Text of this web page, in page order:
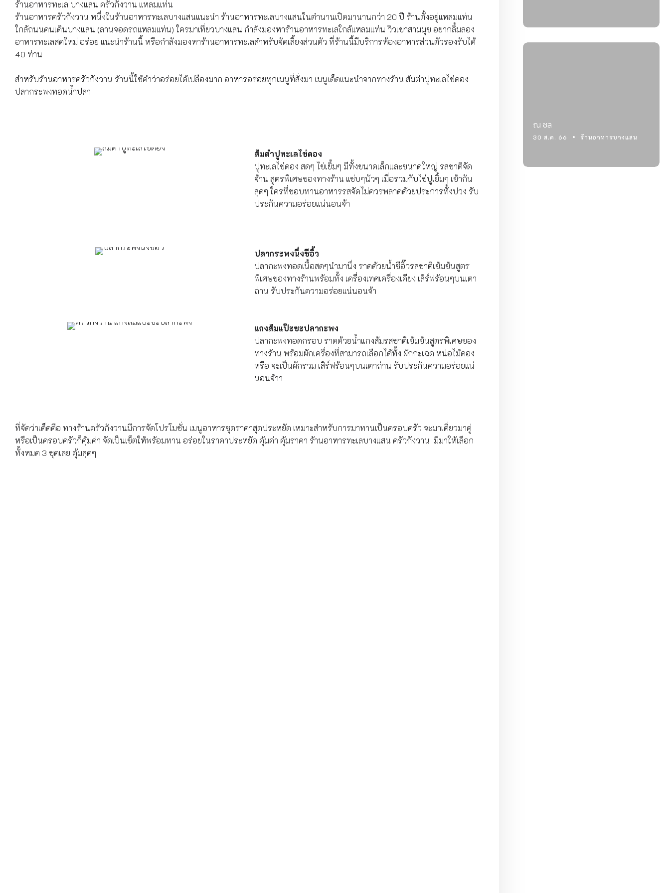
ร้านอาหารทะเล บางแสน ครัวกังวาน แหลมแท่น
ร้านอาหารครัวกังวาน หนึ่งในร้านอาหารทะเลบางแสนแนะนำ ร้านอาหารทะเลบางแสนในตำนานเปิดมานานกว่า 20 ปี ร้านตั้งอยู่แหลมแท่น
ใกล้ถนนคนเดินบางแสน (ลานจอดรถแหลมแท่น) ใครมาเที่ยวบางแสน กำลังมองหาร้านอาหารทะเลใกล้แหลมแท่น วิวเขาสามมุข อยากลิ้มลอง
อาหารทะเลสดใหม่ อร่อย แนะนำร้านนี้ หรือกำลังมองหาร้านอาหารทะเลสำหรับจัดเลี้ยงส่วนตัว ที่ร้านนี้มีบริการห้องอาหารส่วนตัวรองรับได้
40 ท่าน
สำหรับร้านอาหารครัวกังวาน ร้านนี้ใช้คำว่าอร่อยได้เปลืองมาก อาหารอร่อยทุกเมนูที่สั่งมา เมนูเด็ดแนะนำจากทางร้าน ส้มตำปูทะเลไข่ดอง
ปลากระพงทอดน้ำปลา
ส้มตำปูทะเลไข่ดอง
ปูทะเลไข่ดอง สดๆ ไข่เยิ้มๆ มีทั้งขนาดเล็กและขนาดใหญ่ รสชาติจัด
จ้าน สูตรพิเศษของทางร้าน แซ่บๆนัวๆ เมื่อรวมกับไข่ปูเยิ้มๆ เข้ากัน
สุดๆ ใครที่ชอบทานอาหารรสจัดไม่ควรพลาดด้วยประการทั้งปวง รับ
ประกันความอร่อยแน่นอนจ้า
ปลากระพงนึ่งซีอิ้ว
ปลากะพงทอดเนื้อสดๆนำมานึ่ง ราดด้วยน้ำซีอิ๊วรสชาติเข้มข้นสูตร
พิเศษของทางร้านพร้อมทั้ง เครื่องเทศเครื่องเคียง เสิร์ฟร้อนๆบนเตา
ถ่าน รับประกันความอร่อยแน่นอนจ้า
แกงส้มแป๊ะซะปลากะพง
ปลากะพงทอดกรอบ ราดด้วยน้ำแกงส้มรสชาติเข้มข้นสูตรพิเศษของ
ทางร้าน พร้อมผักเครื่องที่สามารถเลือกได้ทั้ง ผักกะเฉด หน่อไม้ดอง
หรือ จะเป็นผักรวม เสิร์ฟร้อนๆบนเตาถ่าน รับประกันความอร่อยแน่
นอนจ้าา
ที่จัดว่าเด็ดคือ ทางร้านครัวกังวานมีการจัดโปรโมชั่น เมนูอาหารชุดราคาสุดประหยัด เหมาะสำหรับการมาทานเป็นครอบครัว จะมาเดี่ยวมาคู่
หรือเป็นครอบครัวก็คุ้มค่า จัดเป็นเซ็ตให้พร้อมทาน อร่อยในราคาประหยัด คุ้มค่า คุ้มราคา ร้านอาหารทะเลบางแสน ครัวกังวาน มีมาให้เลือก
ทั้งหมด 3 ชุดเลย คุ้มสุดๆ
ณ ชล
30 ส.ค. 66 ร้านอาหารบางแสน